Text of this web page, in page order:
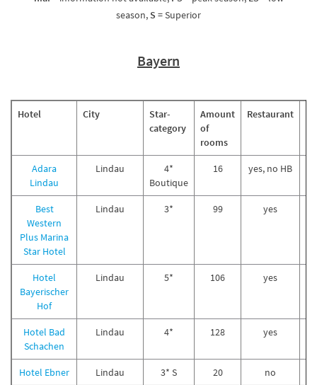
season, S = Superior
Bayern
Hotel City
Star-
category
Amount
of
rooms
Restaurant
Adara
Lindau
Lindau
4*
Boutique
16 yes, no HB
Best
Western
Plus Marina
Star Hotel
Lindau 3* 99 yes
Hotel
Bayerischer
Hof
Lindau 5* 106 yes
Hotel Bad
Schachen
Lindau 4* 128 yes
Hotel Ebner Lindau 3* S 20 no